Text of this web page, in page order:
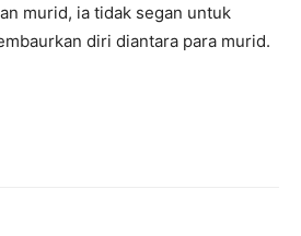
murid, ia tidak segan untuk
diri diantara para murid.